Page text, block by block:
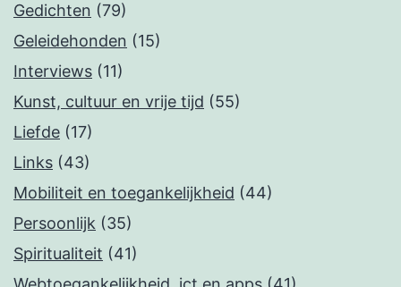
Gedichten (79)
Geleidehonden (15)
Interviews (11)
Kunst, cultuur en vrije tijd (55)
Liefde (17)
Links (43)
Mobiliteit en toegankelijkheid (44)
Persoonlijk (35)
Spiritualiteit (41)